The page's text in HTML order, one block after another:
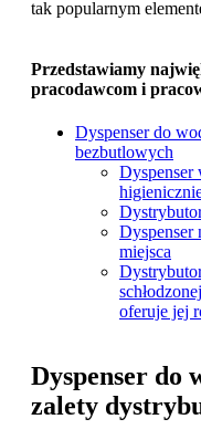
tak popularnym
Przedstawiamy
pracodawcom i
Dyspenser do
bezbutlowych
Dyspenser
Dyspenser
miejsca
oferuje jej
Dyspenser do
zalety